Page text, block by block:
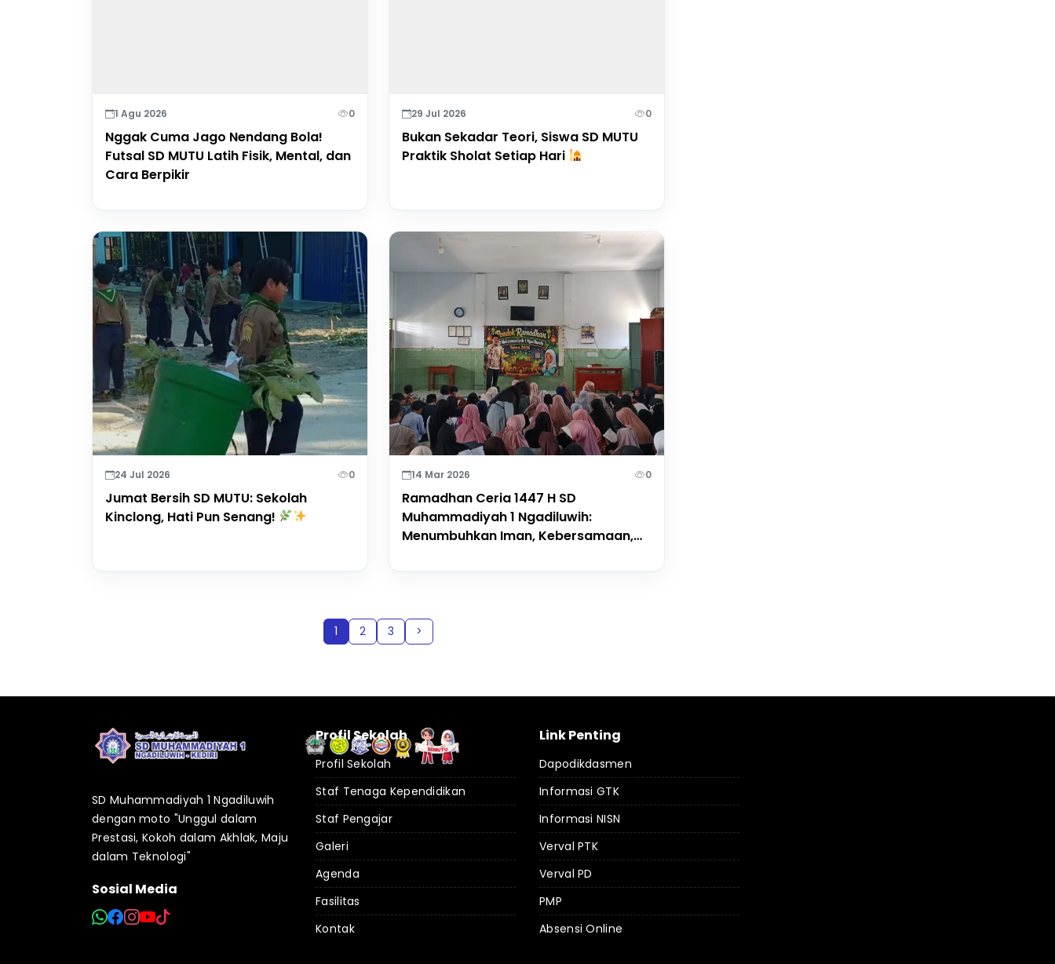
1 Agu 2026 0
Nggak Cuma Jago Nendang Bola!
Futsal SD MUTU Latih Fisik, Mental, dan
Cara Berpikir
29 Jul 2026 0
Bukan Sekadar Teori, Siswa SD MUTU
Praktik Sholat Setiap Hari
24 Jul 2026 0
Jumat Bersih SD MUTU: Sekolah
Kinclong, Hati Pun Senang!
14 Mar 2026 0
Ramadhan Ceria 1447 H SD
Muhammadiyah 1 Ngadiluwih:
Menumbuhkan Iman, Kebersamaan,
1 2 3 >
SD Muhammadiyah 1 Ngadiluwih
dengan moto "Unggul dalam
Prestasi, Kokoh dalam Akhlak, Maju
dalam Teknologi"
Sosial Media
Profil Sekolah
Profil Sekolah
Staf Tenaga Kependidikan
Staf Pengajar
Galeri
Agenda
Fasilitas
Kontak
Link Penting
Dapodikdasmen
Informasi GTK
Informasi NISN
Verval PTK
Verval PD
PMP
Absensi Online